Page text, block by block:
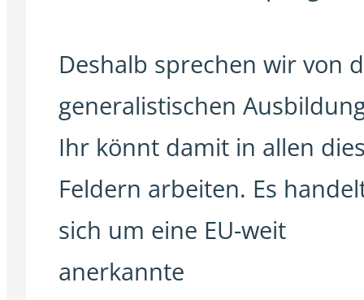
Deshalb sprechen wir von
generalistischen
Ihr könnt damit in allen
Feldern arbeiten. Es
sich um eine EU-weit
anerkannte